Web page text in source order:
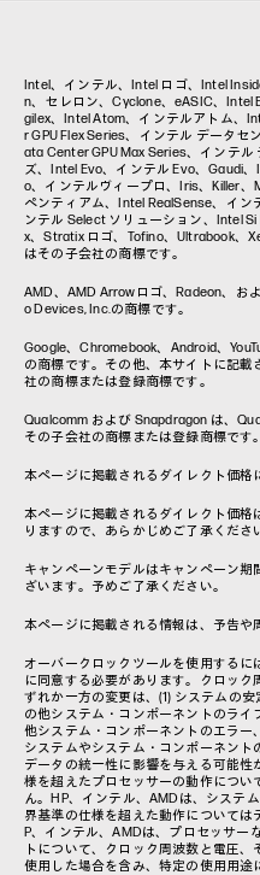
Intel、インテル、Intel ロゴ、Intel
n、セレロン、Cyclone、eASIC、Intel
gilex、Intel Atom、インテルアトム、
r GPU Flex Series、インテル データセ
ata Center GPU Max Series、インテ
ズ、Intel Evo、インテル Evo、Gaudi
o、インテルヴィープロ、Iris、Killer、
ペンティアム、Intel RealSense、イン
ンテル Select ソリューション、Intel
x、Stratix ロゴ、Tofino、Ultrabook、
はその子会社の商標です。
AMD、AMD Arrowロゴ、Radeon、お
o Devices, Inc.の商標です。
Google、Chromebook、Android、
の商標です。その他、本サイトに記
社の商標または登録商標です。
Qualcomm および Snapdragon は、
その子会社の商標または登録商標です。
本ページに掲載されるダイレクト価格
本ページに掲載されるダイレクト価
りますので、あらかじめご了承くださ
キャンペーンモデルはキャンペーン
ざいます。予めご了承ください。
本ページに掲載される情報は、予告や
オーバークロックツールを使用するに
に同意する必要があります。クロッ
ずれか一方の変更は、(1) システムの
の他システム・コンポーネントのライ
他システム・コンポーネントのエラー
システムやシステム・コンポーネント
データの統一性に影響を与える可能
様を超えたプロセッサーの動作につ
ん。HP、インテル、AMDは、システ
界基準の仕様を超えた動作について
P、インテル、AMDは、プロセッサー
トについて、クロック周波数と電圧
使用した場合を含み、特定の使用用途